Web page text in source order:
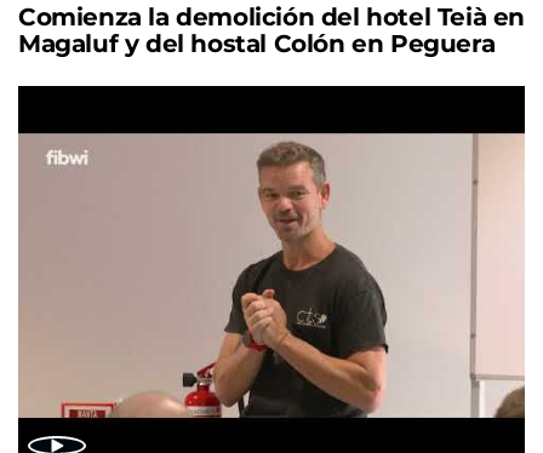
Comienza la demolición del hotel Teià en
Magaluf y del hostal Colón en Peguera